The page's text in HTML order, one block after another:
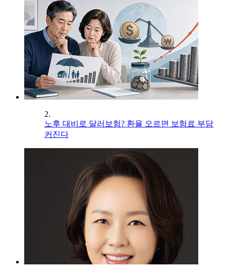
2.
노후 대비로 달러보험? 환율 오르면 보험료 부담
커진다